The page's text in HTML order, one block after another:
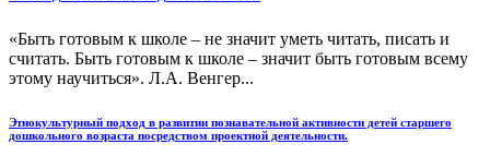
«Быть готовым к школе – не значит уметь читать, писать и
считать. Быть готовым к школе – значит быть готовым всему
этому научиться». Л.А. Венгер...
Этнокультурный подход в развитии познавательной активности детей старшего
дошкольного возраста посредством проектной деятельности.